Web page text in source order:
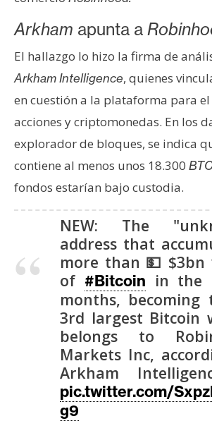
i
s
N
o
t
a
s
d
P
r
m
Arkham apunta a
El hallazgo lo hizo la firma de
Arkham Intelligence, quienes
en cuestión a la plataforma para
acciones y criptomonedas. En los
explorador de bloques, se indica
contiene al menos unos 18.300
fondos estarían bajo custodia.
NEW: The
address that
more than 💵 $3bn
of #Bitcoin in the
months, becoming
3rd largest Bitcoin
belongs to
Markets Inc,
Arkham
pic.twitter.com/
g9